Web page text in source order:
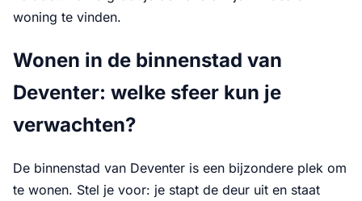
woning te vinden.
Wonen in de binnenstad van
Deventer: welke sfeer kun je
verwachten?
De binnenstad van Deventer is een bijzondere plek om
te wonen. Stel je voor: je stapt de deur uit en staat